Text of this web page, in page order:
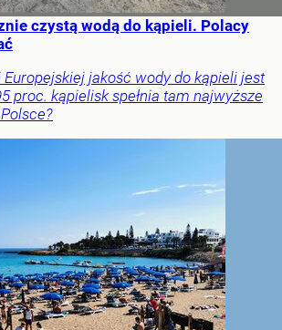
czystą wodą do kąpieli. Polacy
jakość wody do kąpieli jest
proc. kąpielisk spełnia tam najwyższe